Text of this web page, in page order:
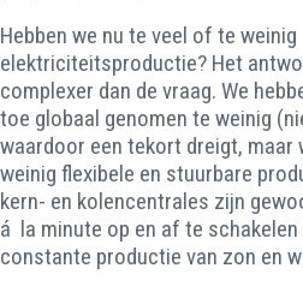
Hebben we nu te veel of te weinig
elektriciteitsproductie? Het
complexer dan de vraag. We
toe globaal genomen te weinig
waardoor een tekort dreigt, maar
weinig flexibele en stuurbare
kern- en kolencentrales zijn
á la minute op en af te
constante productie van zon en